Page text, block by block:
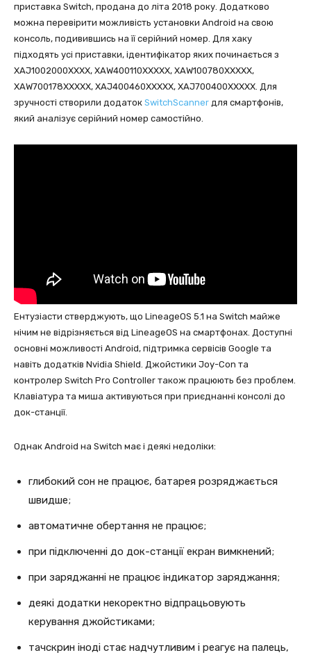
приставка Switch, продана до літа 2018 року. Додатково
можна перевірити можливість установки Android на свою
консоль, подивившись на її серійний номер. Для хаку
підходять усі приставки, ідентифікатор яких починається з
XAJ1002000XXXX, XAW400110XXXXX, XAW100780XXXXX,
XAW700178XXXXX, XAJ400460XXXXX, XAJ700400XXXXX. Для
зручності створили додаток SwitchScanner для смартфонів,
який аналізує серійний номер самостійно.
Ентузіасти стверджують, що LineageOS 5.1 на Switch майже
нічим не відрізняється від LineageOS на смартфонах. Доступні
основні можливості Android, підтримка сервісів Google та
навіть додатків Nvidia Shield. Джойстики Joy-Con та
контролер Switch Pro Controller також працюють без проблем.
Клавіатура та миша активуються при приєднанні консолі до
док-станції.
Однак Android на Switch має і деякі недоліки:
глибокий сон не працює, батарея розряджається
швидше;
автоматичне обертання не працює;
при підключенні до док-станції екран вимкнений;
при заряджанні не працює індикатор заряджання;
деякі додатки некоректно відпрацьовують
керування джойстиками;
тачскрин іноді стає надчутливим і реагує на палець,